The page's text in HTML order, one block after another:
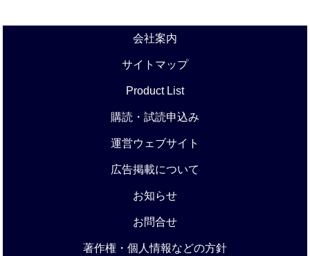
会社案内
サイトマップ
Product List
購読・試読申込み
運営ウェブサイト
広告掲載について
お知らせ
お問合せ
著作権・個人情報などの方針